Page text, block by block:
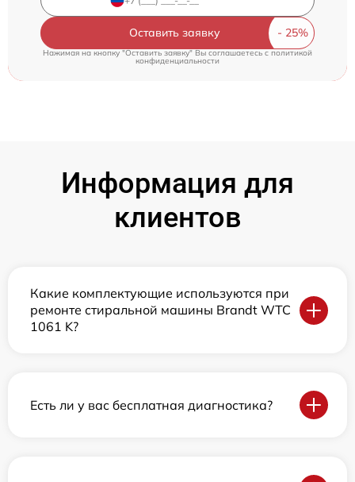
Оставить заявку
Нажимая на кнопку "Оставить заявку" Вы соглашаетесь cполитикой
конфиденциальности
Информация для
клиентов
Какие комплектующие используются при
ремонте стиральной машины Brandt WTC
1061 K?
Есть ли у вас бесплатная диагностика?